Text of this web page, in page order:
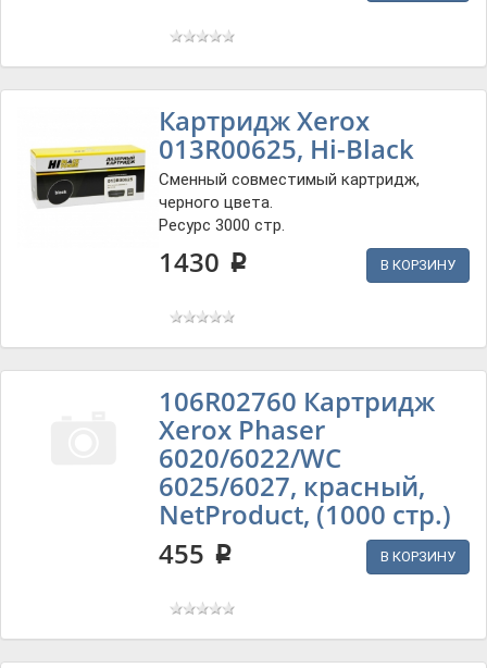
Картридж Xerox
013R00625, Hi-Black
Сменный совместимый картридж,
черного цвета.
Ресурс 3000 стр.
1430 p В КОРЗИНУ
106R02760 Картридж
Xerox Phaser
6020/6022/WC
6025/6027, красный,
NetProduct, (1000 стр.)
455 p В КОРЗИНУ